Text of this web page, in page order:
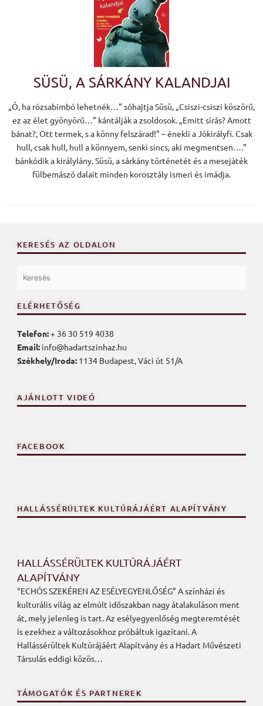
SÜSÜ, A SÁRKÁNY KALANDJAI
„Ó, ha rózsabimbó lehetnék…” sóhajtja Süsü, „Csiszi-csiszi köszörű,
ez az élet gyönyörű…” kántálják a zsoldosok. „Emitt sírás? Amott
bánat?, Ott termek, s a könny felszárad!” – énekli a Jókirályfi. Csak
hull, csak hull, hull a könnyem, senki sincs, aki megmentsen….”
bánkódik a királylány. Süsü, a sárkány történetét és a mesejáték
fülbemászó dalait minden korosztály ismeri és imádja.
KERESÉS AZ OLDALON
ELÉRHETŐSÉG
Telefon:+ 36 30 519 4038
Email: info@hadartszinhaz.hu
Székhely/Iroda: 1134 Budapest, Váci út 51/A
AJÁNLOTT VIDEÓ
FACEBOOK
HALLÁSSÉRÜLTEK KULTÚRÁJÁÉRT ALAPÍTVÁNY
HALLÁSSÉRÜLTEK KULTÚRÁJÁÉRT
ALAPÍTVÁNY
“ECHÓS SZEKÉREN AZ ESÉLYEGYENLŐSÉG” A színházi és
kulturális világ az elmúlt időszakban nagy átalakuláson ment
át, mely jelenleg is tart. Az esélyegyenlőség megteremtését
is ezekhez a változásokhoz próbáltuk igazítani. A
Hallássérültek Kultúrájáért Alapítvány és a Hadart Művészeti
Társulás eddigi közös…
TÁMOGATÓK ÉS PARTNEREK